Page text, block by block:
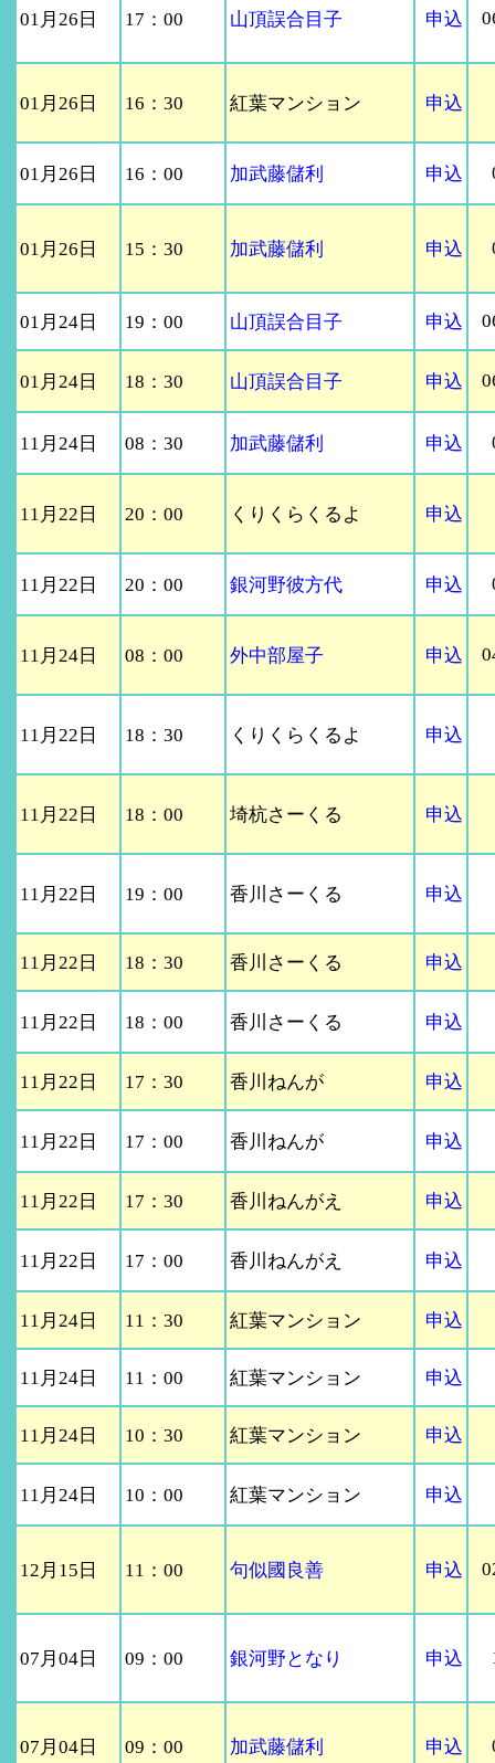
01月26日 17：00 山頂誤合目子 申込
01月26日 16：30 紅葉マンション 申込
01月26日 16：00 加武藤儲利 申込
01月26日 15：30 加武藤儲利 申込
01月24日 19：00 山頂誤合目子 申込
01月24日 18：30 山頂誤合目子 申込
11月24日 08：30 加武藤儲利 申込
11月22日 20：00 くりくらくるよ 申込
11月22日 20：00 銀河野彼方代 申込
11月24日 08：00 外中部屋子 申込
11月22日 18：30 くりくらくるよ 申込
11月22日 18：00 埼杭さーくる 申込
11月22日 19：00 香川さーくる 申込
11月22日 18：30 香川さーくる 申込
11月22日 18：00 香川さーくる 申込
11月22日 17：30 香川ねんが 申込
11月22日 17：00 香川ねんが 申込
11月22日 17：30 香川ねんがえ 申込
11月22日 17：00 香川ねんがえ 申込
11月24日 11：30 紅葉マンション 申込
11月24日 11：00 紅葉マンション 申込
11月24日 10：30 紅葉マンション 申込
11月24日 10：00 紅葉マンション 申込
12月15日 11：00 句似國良善 申込
07月04日 09：00 銀河野となり 申込
07月04日 09：00 加武藤儲利 申込